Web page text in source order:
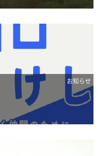
お知らせ